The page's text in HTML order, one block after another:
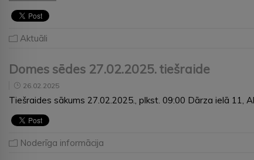
Aktuāli
Domes sēdes 27.02.2025. tiešraide
26.02.2025
Tiešraides sākums 27.02.2025., plkst. 09:00 Dārza ielā 11,
Noderīga informācija